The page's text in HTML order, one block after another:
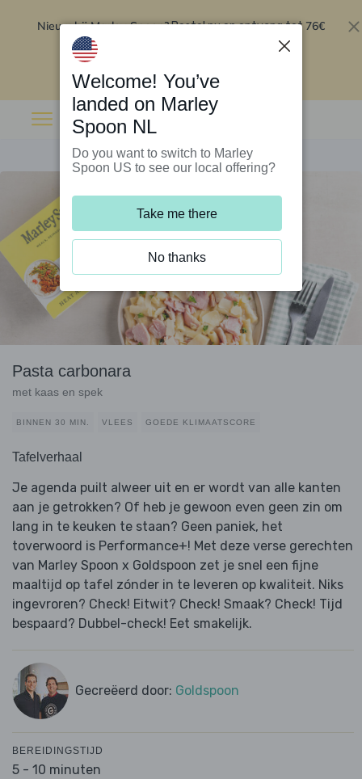
Nieuw bij Marley Spoon?Bestel nu en ontvang tot 76€
Pasta carbonara
met kaas en spek
BINNEN 30 MIN. VLEES GOEDE KLIMAATSCORE
Tafelverhaal
Je agenda puilt alweer uit en er wordt van alle kanten
aan je getrokken? Of heb je gewoon even geen zin om
lang in te keuken te staan? Geen paniek, het
toverwoord is Performance+! Met deze verse gerechten
van Marley Spoon x Goldspoon zet je snel een fijne
maaltijd op tafel zónder in te leveren op kwaliteit. Niks
ingevroren? Check! Eitwit? Check! Smaak? Check! Tijd
bespaard? Dubbel-check! Eet smakelijk.
Gecreëerd door: Goldspoon
BEREIDINGSTIJD
5 - 10 minuten
Welcome! You’ve
landed on Marley
Spoon NL
Do you want to switch to Marley
Spoon US to see our local offering?
Take me there
No thanks